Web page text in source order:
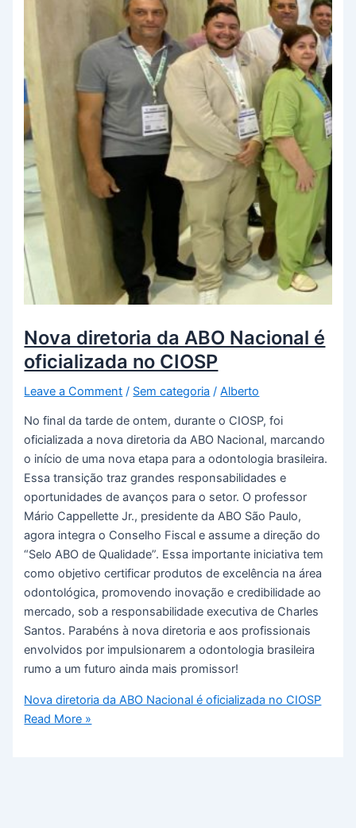
Nova diretoria da ABO Nacional é
oficializada no CIOSP
Leave a Comment / Sem categoria /Alberto
No final da tarde de ontem, durante o CIOSP, foi
oficializada a nova diretoria da ABO Nacional, marcando
o início de uma nova etapa para a odontologia brasileira.
Essa transição traz grandes responsabilidades e
oportunidades de avanços para o setor. O professor
Mário Cappellette Jr., presidente da ABO São Paulo,
agora integra o Conselho Fiscal e assume a direção do
“Selo ABO de Qualidade”. Essa importante iniciativa tem
como objetivo certificar produtos de excelência na área
odontológica, promovendo inovação e credibilidade ao
mercado, sob a responsabilidade executiva de Charles
Santos. Parabéns à nova diretoria e aos profissionais
envolvidos por impulsionarem a odontologia brasileira
rumo a um futuro ainda mais promissor!
Nova diretoria da ABO Nacional é oficializada no CIOSP
Read More »